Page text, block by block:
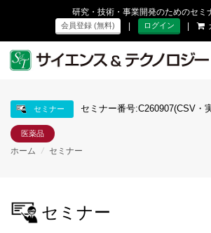
研究・技術・事業開発のためのセミ
会員登録 (無料) | ログイン |
セミナー セミナー番号:C260907(CSV・
医薬品
ホーム / セミナー
セミナー